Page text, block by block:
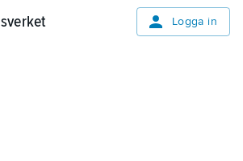
Logga in